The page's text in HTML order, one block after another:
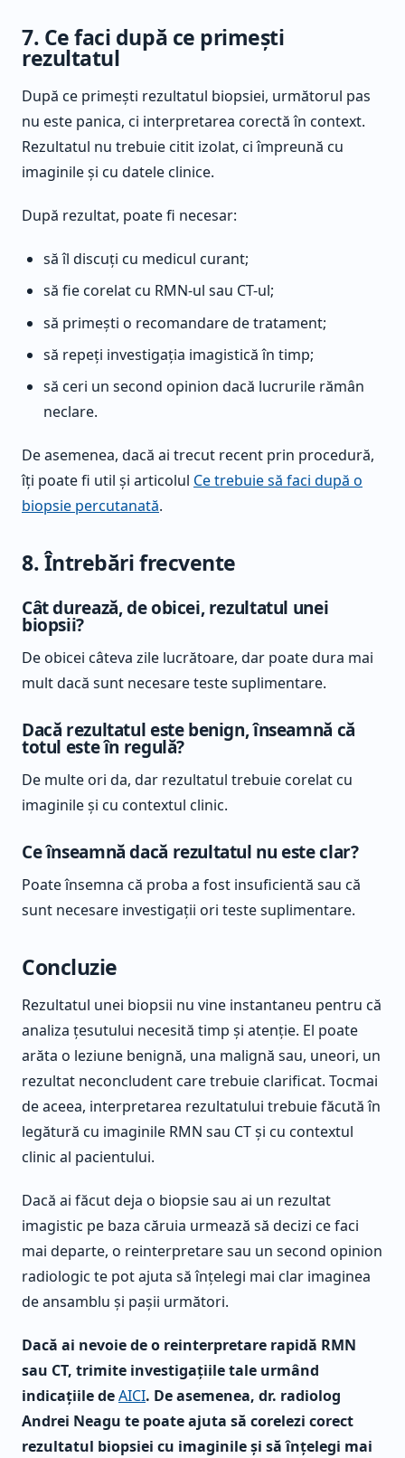
7. Ce faci după ce primești
rezultatul
După ce primești rezultatul biopsiei, următorul pas
nu este panica, ci interpretarea corectă în context.
Rezultatul nu trebuie citit izolat, ci împreună cu
imaginile și cu datele clinice.
După rezultat, poate fi necesar:
să îl discuți cu medicul curant;
să fie corelat cu RMN-ul sau CT-ul;
să primești o recomandare de tratament;
să repeți investigația imagistică în timp;
să ceri un second opinion dacă lucrurile rămân
neclare.
De asemenea, dacă ai trecut recent prin procedură,
îți poate fi util și articolul Ce trebuie să faci după o
biopsie percutanată.
8. Întrebări frecvente
Cât durează, de obicei, rezultatul unei
biopsii?
De obicei câteva zile lucrătoare, dar poate dura mai
mult dacă sunt necesare teste suplimentare.
Dacă rezultatul este benign, înseamnă că
totul este în regulă?
De multe ori da, dar rezultatul trebuie corelat cu
imaginile și cu contextul clinic.
Ce înseamnă dacă rezultatul nu este clar?
Poate însemna că proba a fost insuficientă sau că
sunt necesare investigații ori teste suplimentare.
Concluzie
Rezultatul unei biopsii nu vine instantaneu pentru că
analiza țesutului necesită timp și atenție. El poate
arăta o leziune benignă, una malignă sau, uneori, un
rezultat neconcludent care trebuie clarificat. Tocmai
de aceea, interpretarea rezultatului trebuie făcută în
legătură cu imaginile RMN sau CT și cu contextul
clinic al pacientului.
Dacă ai făcut deja o biopsie sau ai un rezultat
imagistic pe baza căruia urmează să decizi ce faci
mai departe, o reinterpretare sau un second opinion
radiologic te pot ajuta să înțelegi mai clar imaginea
de ansamblu și pașii următori.
Dacă ai nevoie de o reinterpretare rapidă RMN
sau CT, trimite investigațiile tale urmând
indicațiile deAICI. De asemenea, dr. radiolog
Andrei Neagu te poate ajuta să corelezi corect
rezultatul biopsiei cu imaginile și să înțelegi mai